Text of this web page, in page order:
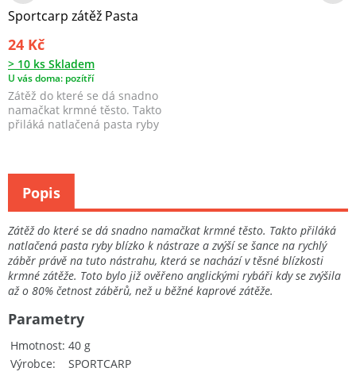
Sportcarp zátěž Pasta
24 Kč
> 10 ks Skladem
U vás doma: pozítří
Zátěž do které se dá snadno
namačkat krmné těsto. Takto
přiláká natlačená pasta ryby
Zátěž do které se dá snadno namačkat krmné těsto. Takto přiláká
natlačená pasta ryby blízko k nástraze a zvýší se šance na rychlý
záběr právě na tuto nástrahu, která se nachází v těsné blízkosti
krmné zátěže. Toto bylo již ověřeno anglickými rybáři kdy se zvýšila
až o 80% četnost záběrů, než u běžné kaprové zátěže.
Hmotnost 40 g
Výrobce
SPORTCARP
Parametry
Popis